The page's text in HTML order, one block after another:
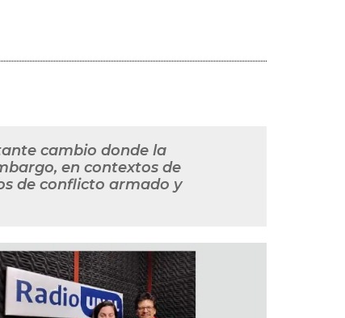
cambio donde la
en contextos de
de conflicto armado y